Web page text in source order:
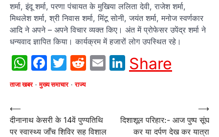
शर्मा, इंदू शर्मा, परणा पंचायत के मुखिया ललिता देवी, राजेश शर्मा,
मिथलेश शर्मा, श्री निवास शर्मा, मिंटू सोनी, जयंत शर्मा, मनोज स्वर्णकार
आदि ने अपने – अपने विचार व्यक्त किए। अंत में प्रोफेसर उपेंद्र शर्मा ने
धन्यवाद ज्ञापित किया। कार्यक्रम में हजारों लोग उपस्थित रहे।
WhatsApp
Facebook
Twitter
Reddit
EmailLinkedIn
Share
ताजा खबर मुख्य समाचार राज्य
Post
navigation
⟵
दीनानाथ केसरी के 14वें पुण्यतिथि
पर स्वास्थ्य जाँच शिविर सह विशाल
दिशाशूल परिहार:- आज पुष्प सूंघ
कर या दर्पण देख कर यात्रा
⟶